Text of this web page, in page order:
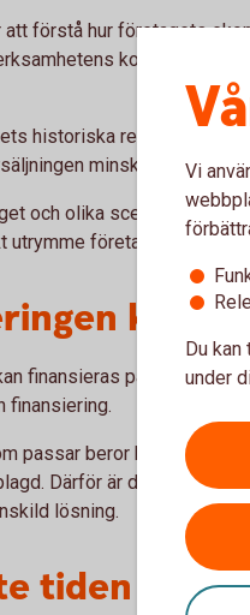
förstå hur företagets
kostnader,
historiska resultat, men
minskar,
och olika scenarier kan
utrymme företaget har.
kan
finansieras på olika sätt.
finansiering.
passar beror bland annat
Därför är det bra att se
lösning.
tiden efter
Vi
Du
under